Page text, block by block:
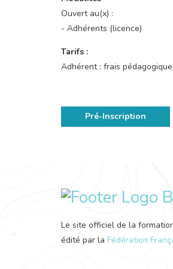
Ouvert au(x) :
- Adhérents (licence)
Tarifs :
Adhérent : frais
Pré-Inscription
Le site officiel de la
édité par la Fédération